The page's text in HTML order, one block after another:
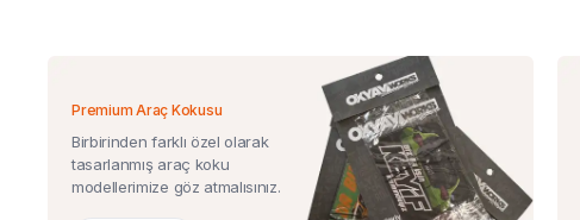
Premium Araç Kokusu
Birbirinden farklı özel olarak
tasarlanmış araç koku
modellerimize göz atmalısınız.